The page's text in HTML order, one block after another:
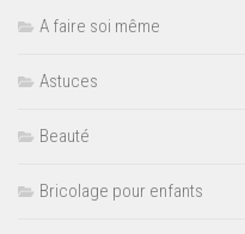
A faire soi même
Astuces
Beauté
Bricolage pour enfants